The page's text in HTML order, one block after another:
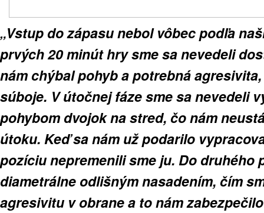
„Vstup do zápasu nebol vôbec podľa
prvých 20 minút hry sme sa nevedeli
nám chýbal pohyb a potrebná
súboje. V útočnej fáze sme sa nevedeli
pohybom dvojok na stred, čo nám
útoku. Keď sa nám už podarilo
pozíciu nepremenili sme ju. Do druhého
diametrálne odlišným nasadením, čím
agresivitu v obrane a to nám